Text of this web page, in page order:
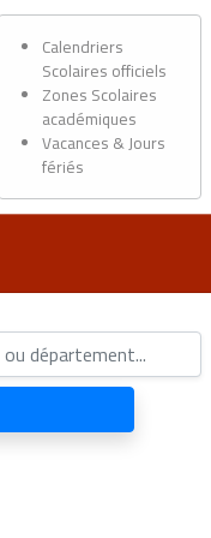
Calendriers
Scolaires officiels
Zones Scolaires
académiques
Vacances & Jours
fériés